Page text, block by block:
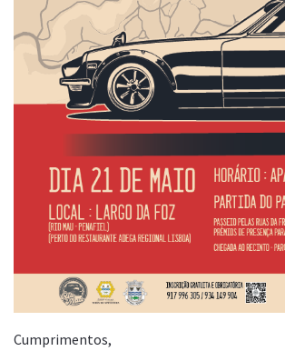
Cumprimentos,